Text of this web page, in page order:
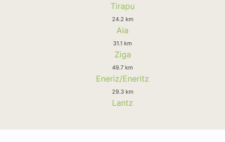
Tirapu
24.2 km
Aia
31.1 km
Ziga
49.7 km
Eneriz/Eneritz
29.3 km
Lantz